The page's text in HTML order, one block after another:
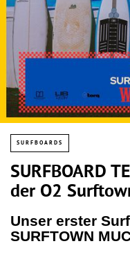
SURFBOARDS
SURFBOARD
der O2
Unser erster
SURFTOWN